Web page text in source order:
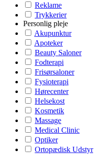
Reklame
Trykkerier
Personlig pleje
Akupunktur
Apoteker
Beauty Saloner
Fodterapi
Frisørsaloner
Fysioterapi
Hørecenter
Helsekost
Kosmetik
Massage
Medical Clinic
Optiker
Ortopædisk Udstyr